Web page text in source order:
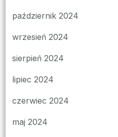
październik 2024
wrzesień 2024
sierpień 2024
lipiec 2024
czerwiec 2024
maj 2024